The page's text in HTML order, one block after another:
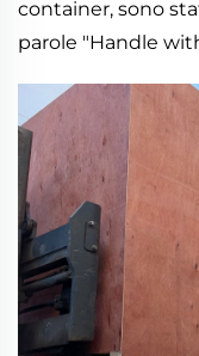
container, sono
parole "Handle